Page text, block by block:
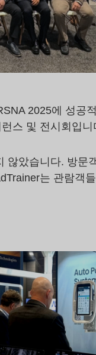
2025에 성공
스 및 전시회입니
않았습니다. 방문
는 관람객